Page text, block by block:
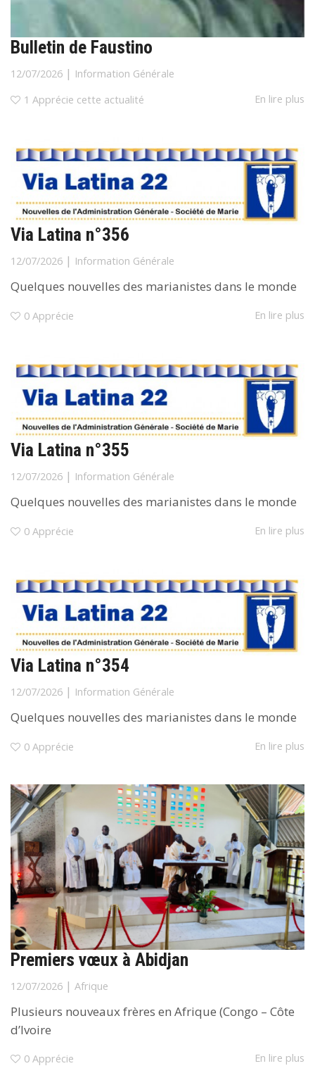
Bulletin de Faustino
12/07/2026 | Information Générale
1 Apprécie cette actualité En lire plus
Via Latina n°356
12/07/2026 | Information Générale
Quelques nouvelles des marianistes dans le monde
0 Apprécie En lire plus
Via Latina n°355
12/07/2026 | Information Générale
Quelques nouvelles des marianistes dans le monde
0 Apprécie En lire plus
Via Latina n°354
12/07/2026 | Information Générale
Quelques nouvelles des marianistes dans le monde
0 Apprécie En lire plus
Premiers vœux à Abidjan
12/07/2026 | Afrique
Plusieurs nouveaux frères en Afrique (Congo – Côte
d’Ivoire
0 Apprécie En lire plus